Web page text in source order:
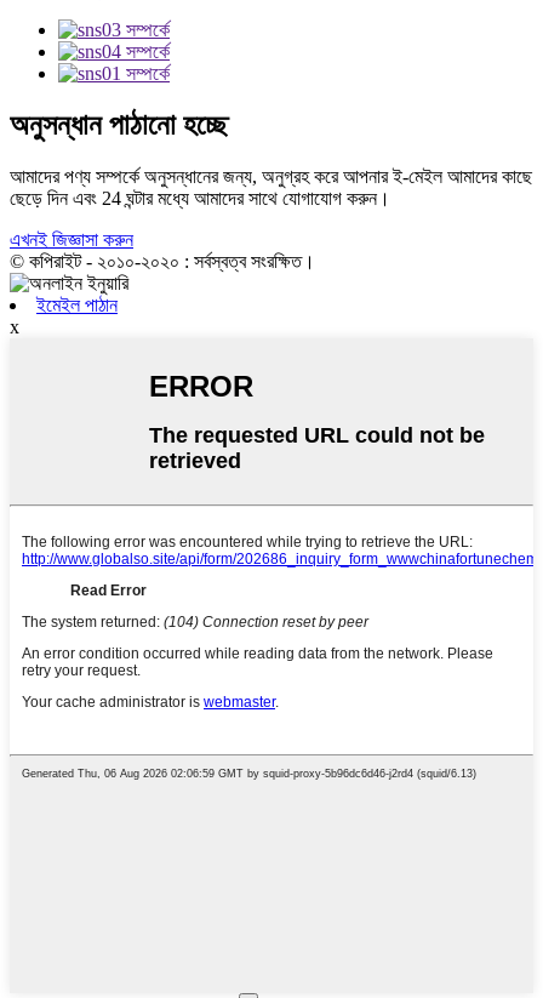
অনুসন্ধান পাঠানো হচ্ছে
আমাদের পণ্য সম্পর্কে অনুসন্ধানের জন্য, অনুগ্রহ করে আপনার ই-মেইল আমাদের কাছে
ছেড়ে দিন এবং 24 ঘন্টার মধ্যে আমাদের সাথে যোগাযোগ করুন।
এখনই জিজ্ঞাসা করুন
© কপিরাইট - ২০১০-২০২০ : সর্বস্বত্ব সংরক্ষিত।
ইমেইল পাঠান
x